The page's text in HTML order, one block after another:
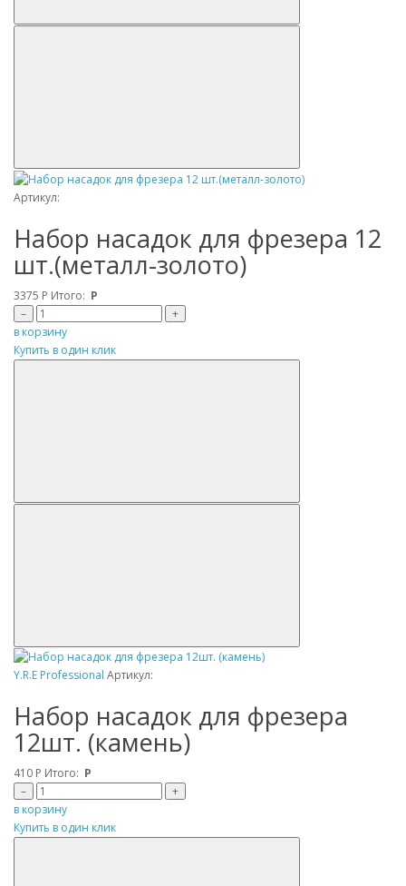
Артикул:
Набор насадок для фрезера 12
шт.(металл-золото)
3375 Р Итого: Р
–
+
в корзину
Купить в один клик
Y.R.E Professional Артикул:
Набор насадок для фрезера
12шт. (камень)
410 Р Итого: Р
–
+
в корзину
Купить в один клик